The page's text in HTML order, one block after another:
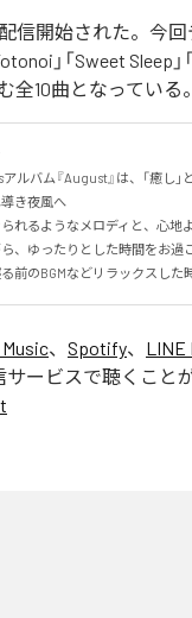
配信開始された。今
」「Sweet Sleep」
む全10曲となっている。
ルバム『August』は、「癒し」
き夜風へ
れるようなメロディと、心地
、ゆったりとした時間をお過
前のBGMなどリラックスした
、 Spotify、 LINE
ービスで聴くこと